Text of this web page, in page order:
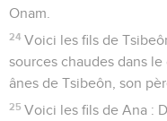
Onam.
24 Voici les fils de
sources chaudes dans
ânes de Tsibeôn, son
25 Voici les fils de Ana :